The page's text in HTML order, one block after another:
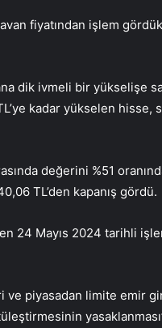
fiyatından işlem
dik ivmeli bir yükselişe
kadar yükselen hisse,
değerini %51
TL’den kapanış gördü.
24 Mayıs 2024 tarihli
piyasadan limite emir